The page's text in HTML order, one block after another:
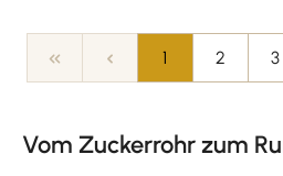
Seite
1 Seite
2 3
Vom Zuckerrohr zum